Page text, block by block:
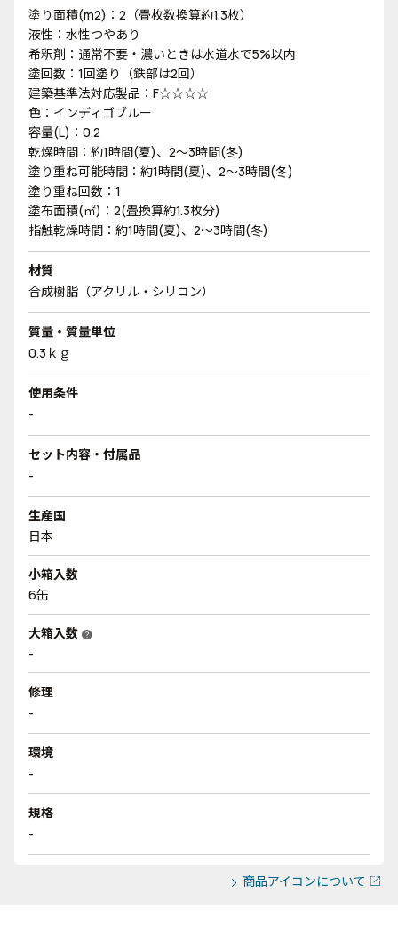
塗り面積(m2)：2（畳枚数換算約1.3枚）
液性：水性つやあり
希釈剤：通常不要・濃いときは水道水で5%以内
塗回数：1回塗り（鉄部は2回）
建築基準法対応製品：F☆☆☆☆
色：インディゴブルー
容量(L)：0.2
乾燥時間：約1時間(夏)、2～3時間(冬)
塗り重ね可能時間：約1時間(夏)、2～3時間(冬)
塗り重ね回数：1
塗布面積(㎡)：2(畳換算約1.3枚分)
指触乾燥時間：約1時間(夏)、2～3時間(冬)
材質
合成樹脂（アクリル・シリコン）
質量・質量単位
0.3ｋｇ
使用条件
-
セット内容・付属品
-
生産国
日本
小箱入数
6缶
大箱入数 help
-
修理
-
環境
-
規格
-
商品アイコンについて